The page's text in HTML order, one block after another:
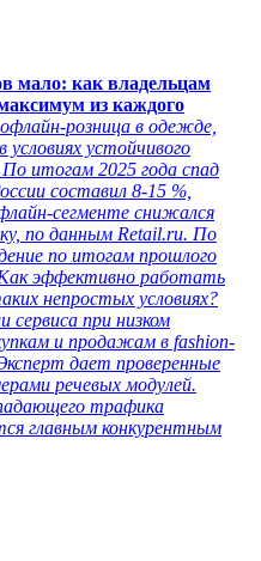
мало: как владельцам
из каждого
розница в одежде,
условиях устойчивого
итогам 2025 года спад
составил 8-15 %,
сегменте снижался
по данным Retail.ru. По
по итогам прошлого
эффективно работать
непростых условиях?
сервиса при низком
и продажам в fashion-
дает проверенные
речевых модулей.
трафика
главным конкурентным